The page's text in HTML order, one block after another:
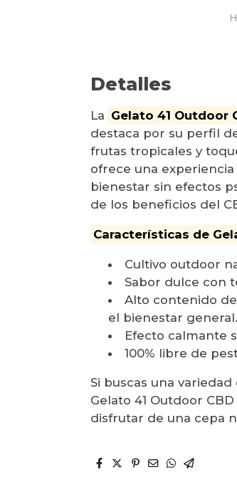
Detalles
La Gelato 41 Outdoor
destaca por su perfil
frutas tropicales y
ofrece una
bienestar sin efectos
de los beneficios del
Características de
Cultivo outdoor
Sabor dulce con
Alto contenido
el bienestar general.
Efecto calmante
100% libre de
Si buscas una
Gelato 41 Outdoor
disfrutar de una cepa